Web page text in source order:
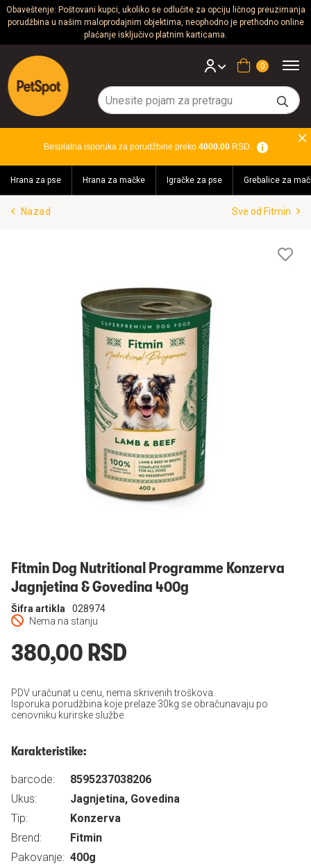
Obaveštenje: Poštovani kupci, ukoliko se odlučite za opciju ličnog preuzimanja
porudžbina u našim maloprodajnim objektima, neophodno je prethodno online
plaćanje isključivo platnim karticama.
Psi
Mačke
Glodari
Akvaristika
Teraristika
Brendovi
Akcija!
Korpa
Besplatna isporuka za porudžbine preko 4000.00RSD.
Hrana za pse Hrana za mačke Igračke za pse Grebalice za
Nazad Sve od Fitmin
Fitmin Dog Nutritional Programme Konzerva
Jagnjetina & Govedina 400g
Nema na stanju
Šifra artikla 028974
380,00 RSD
PDV uračunat u cenu, nema skrivenih troškova.
Isporuka porudžbina koje prelaze 30kg se obračunavaju po
cenovniku kurirske službe.
Karakteristike:
barcode:
8595237038206
Ukus:
Jagnjetina, Govedina
Tip:
Konzerva
Brend:
Fitmin
Pakovanje: 400g